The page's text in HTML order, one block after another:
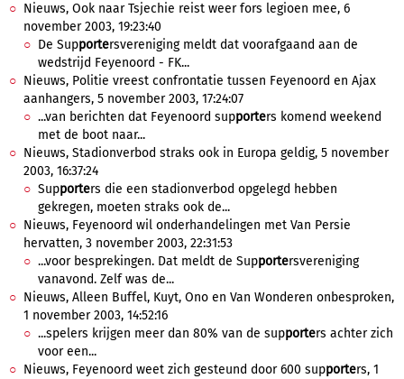
Nieuws, Ook naar Tsjechie reist weer fors legioen mee, 6
november 2003, 19:23:40
De Supportersvereniging meldt dat voorafgaand aan de
wedstrijd Feyenoord - FK...
Nieuws, Politie vreest confrontatie tussen Feyenoord en Ajax
aanhangers, 5 november 2003, 17:24:07
...van berichten dat Feyenoord supporters komend weekend
met de boot naar...
Nieuws, Stadionverbod straks ook in Europa geldig, 5 november
2003, 16:37:24
Supporters die een stadionverbod opgelegd hebben
gekregen, moeten straks ook de...
Nieuws, Feyenoord wil onderhandelingen met Van Persie
hervatten, 3 november 2003, 22:31:53
...voor besprekingen. Dat meldt de Supportersvereniging
vanavond. Zelf was de...
Nieuws, Alleen Buffel, Kuyt, Ono en Van Wonderen onbesproken,
1 november 2003, 14:52:16
...spelers krijgen meer dan 80% van de supporters achter zich
voor een...
Nieuws, Feyenoord weet zich gesteund door 600 supporters, 1